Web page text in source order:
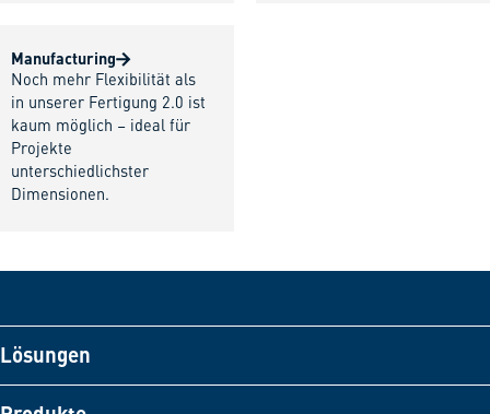
Manufacturing
Noch mehr Flexibilität als
in unserer Fertigung 2.0 ist
kaum möglich – ideal für
Projekte
unterschiedlichster
Dimensionen.
Lösungen